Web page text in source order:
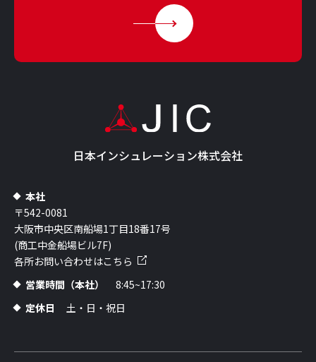
日本インシュレーション株式会社
本社
〒542-0081
大阪市中央区南船場1丁目18番17号
(商工中金船場ビル7F)
各所お問い合わせはこちら
営業時間（本社）
8:45~17:30
定休日
土・日・祝日